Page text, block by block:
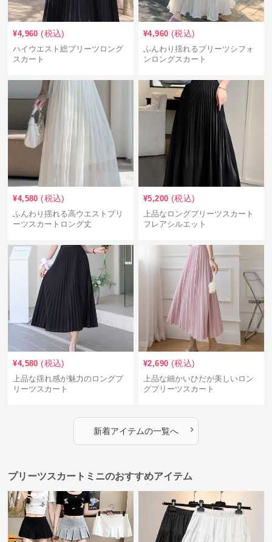
¥4,960 (税込)
ハイウエスト総プリーツロング
スカート
¥4,960 (税込)
ふんわり揺れるプリーツシフォ
ンロングスカート
¥4,580 (税込)
ふんわり揺れる高ウエストプリ
ーツスカートロング丈
¥5,200 (税込)
上品なロングプリーツスカート
フレアシルエット
¥4,580 (税込)
上品な揺れ感が魅力のロングプ
リーツスカート
¥2,690 (税込)
上品な細かいひだが美しいロン
グプリーツスカート
新着アイテムの一覧へ ›
プリーツスカートミニのおすすめアイテム